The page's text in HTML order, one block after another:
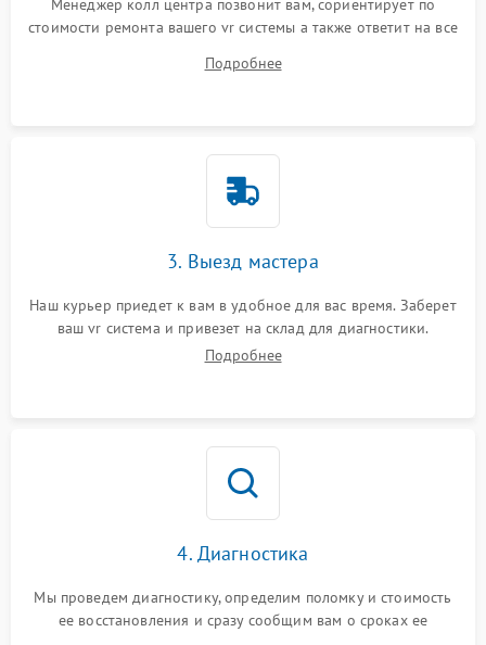
Менеджер колл центра позвонит вам, сориентирует по
стоимости ремонта вашего vr системы а также ответит на все
Подробнее
3. Выезд мастера
Наш курьер приедет к вам в удобное для вас время. Заберет
ваш vr система и привезет на склад для диагностики.
Подробнее
4. Диагностика
Мы проведем диагностику, определим поломку и стоимость
ее восстановления и сразу сообщим вам о сроках ее